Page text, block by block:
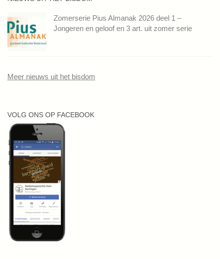
Zomerserie Pius Almanak 2026 deel 1 –
Jongeren en geloof en 3 art. uit zomer serie
Meer nieuws uit het bisdom
VOLG ONS OP FACEBOOK